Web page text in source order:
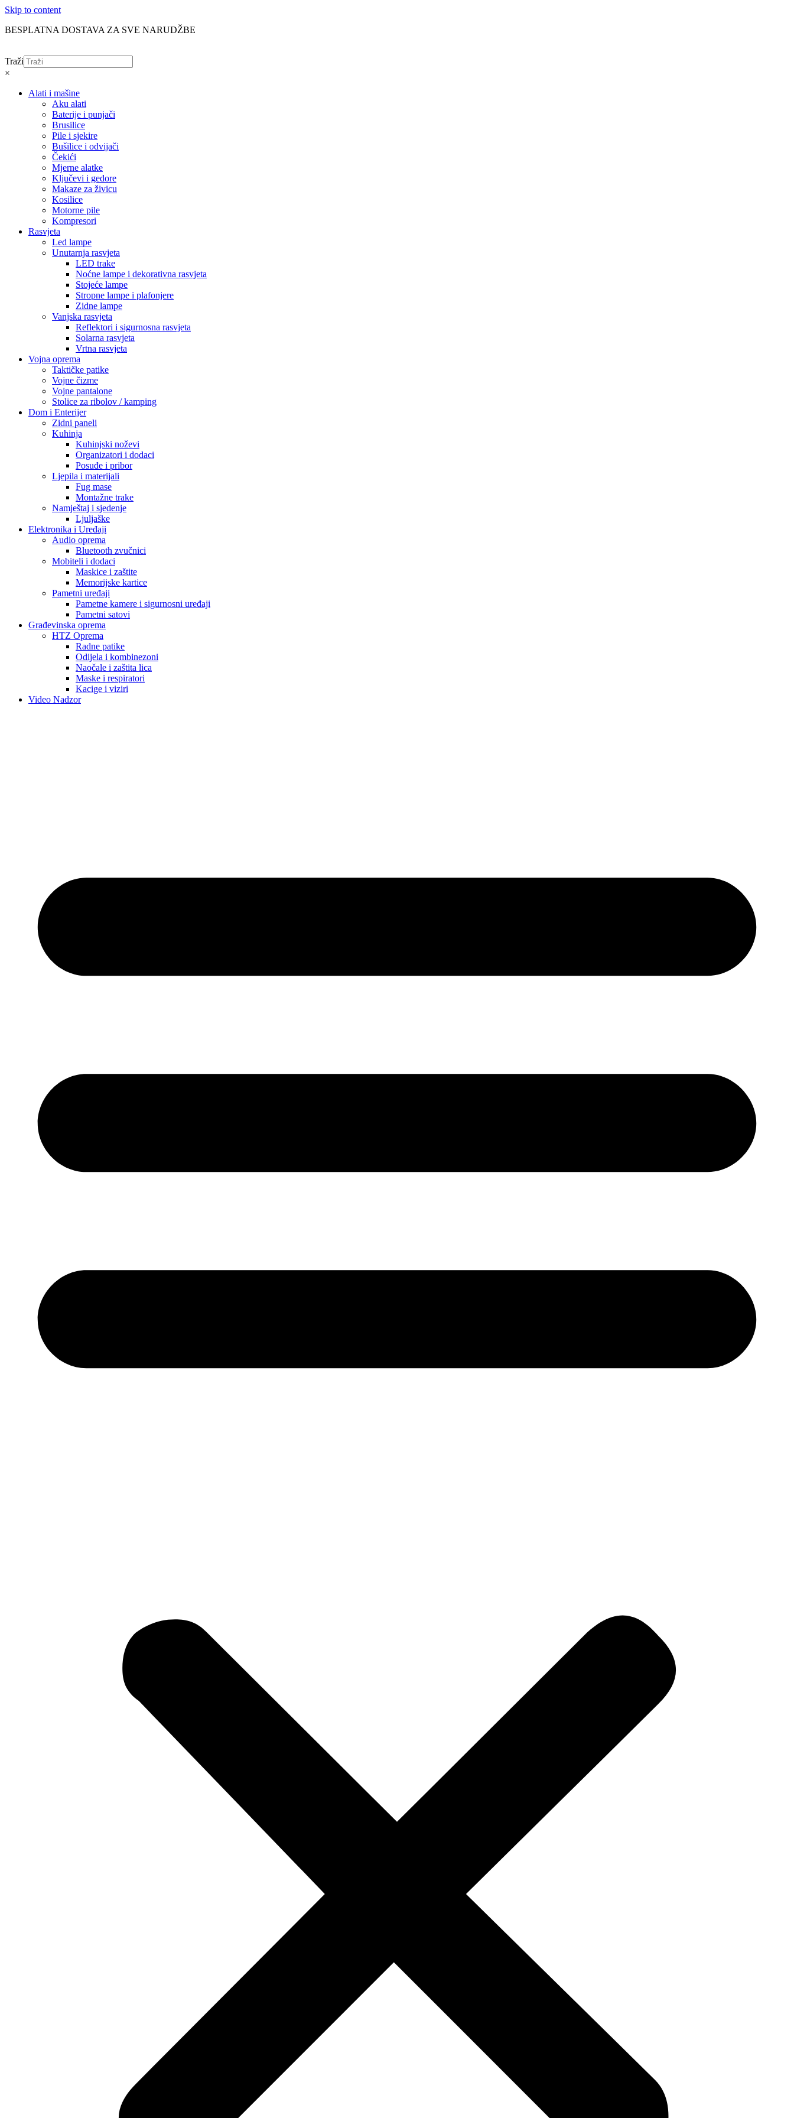
Skip to content
BESPLATNA DOSTAVA ZA SVE NARUDŽBE
Traži
×
Alati i mašine
Aku alati
Baterije i punjači
Brusilice
Pile i sjekire
Bušilice i odvijači
Čekići
Mjerne alatke
Ključevi i gedore
Makaze za živicu
Kosilice
Motorne pile
Kompresori
Rasvjeta
Led lampe
Unutarnja rasvjeta
LED trake
Noćne lampe i dekorativna rasvjeta
Stojeće lampe
Stropne lampe i plafonjere
Zidne lampe
Vanjska rasvjeta
Reflektori i sigurnosna rasvjeta
Solarna rasvjeta
Vrtna rasvjeta
Vojna oprema
Taktičke patike
Vojne čizme
Vojne pantalone
Stolice za ribolov / kamping
Dom i Enterijer
Zidni paneli
Kuhinja
Kuhinjski noževi
Organizatori i dodaci
Posuđe i pribor
Ljepila i materijali
Fug mase
Montažne trake
Namještaj i sjedenje
Ljuljaške
Elektronika i Uređaji
Audio oprema
Bluetooth zvučnici
Mobiteli i dodaci
Maskice i zaštite
Memorijske kartice
Pametni uređaji
Pametne kamere i sigurnosni uređaji
Pametni satovi
Građevinska oprema
HTZ Oprema
Radne patike
Odijela i kombinezoni
Naočale i zaštita lica
Maske i respiratori
Kacige i viziri
Video Nadzor